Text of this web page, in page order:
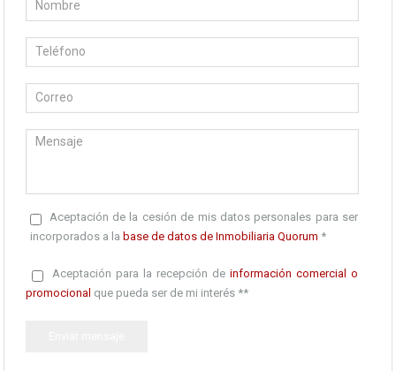
Aceptación de la cesión de mis datos personales para ser
incorporados a la base de datos de Inmobiliaria Quorum *
Aceptación para la recepción de información comercial o
promocional que pueda ser de mi interés **